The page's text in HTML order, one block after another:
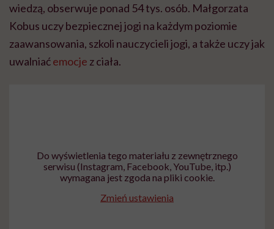
wiedzą, obserwuje ponad 54 tys. osób. Małgorzata
Kobus uczy bezpiecznej jogi na każdym poziomie
zaawansowania, szkoli nauczycieli jogi, a także uczy jak
uwalniaćemocje z ciała.
Do wyświetlenia tego materiału z zewnętrznego
serwisu (Instagram, Facebook, YouTube, itp.)
wymagana jest zgoda na pliki cookie.
Zmień ustawienia